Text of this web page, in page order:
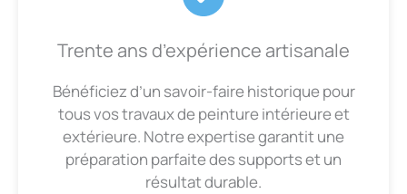
Trente ans d’expérience artisanale
Bénéficiez d’un savoir-faire historique pour
tous vos travaux de peinture intérieure et
extérieure. Notre expertise garantit une
préparation parfaite des supports et un
résultat durable.